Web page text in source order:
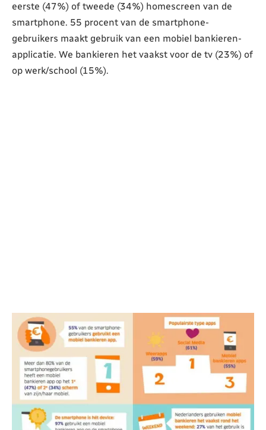
eerste (47%) of tweede (34%) homescreen van de
smartphone. 55 procent van de smartphone-
gebruikers maakt gebruik van een mobiel bankieren-
applicatie. We bankieren het vaakst voor de tv (23%) of
op werk/school (15%).